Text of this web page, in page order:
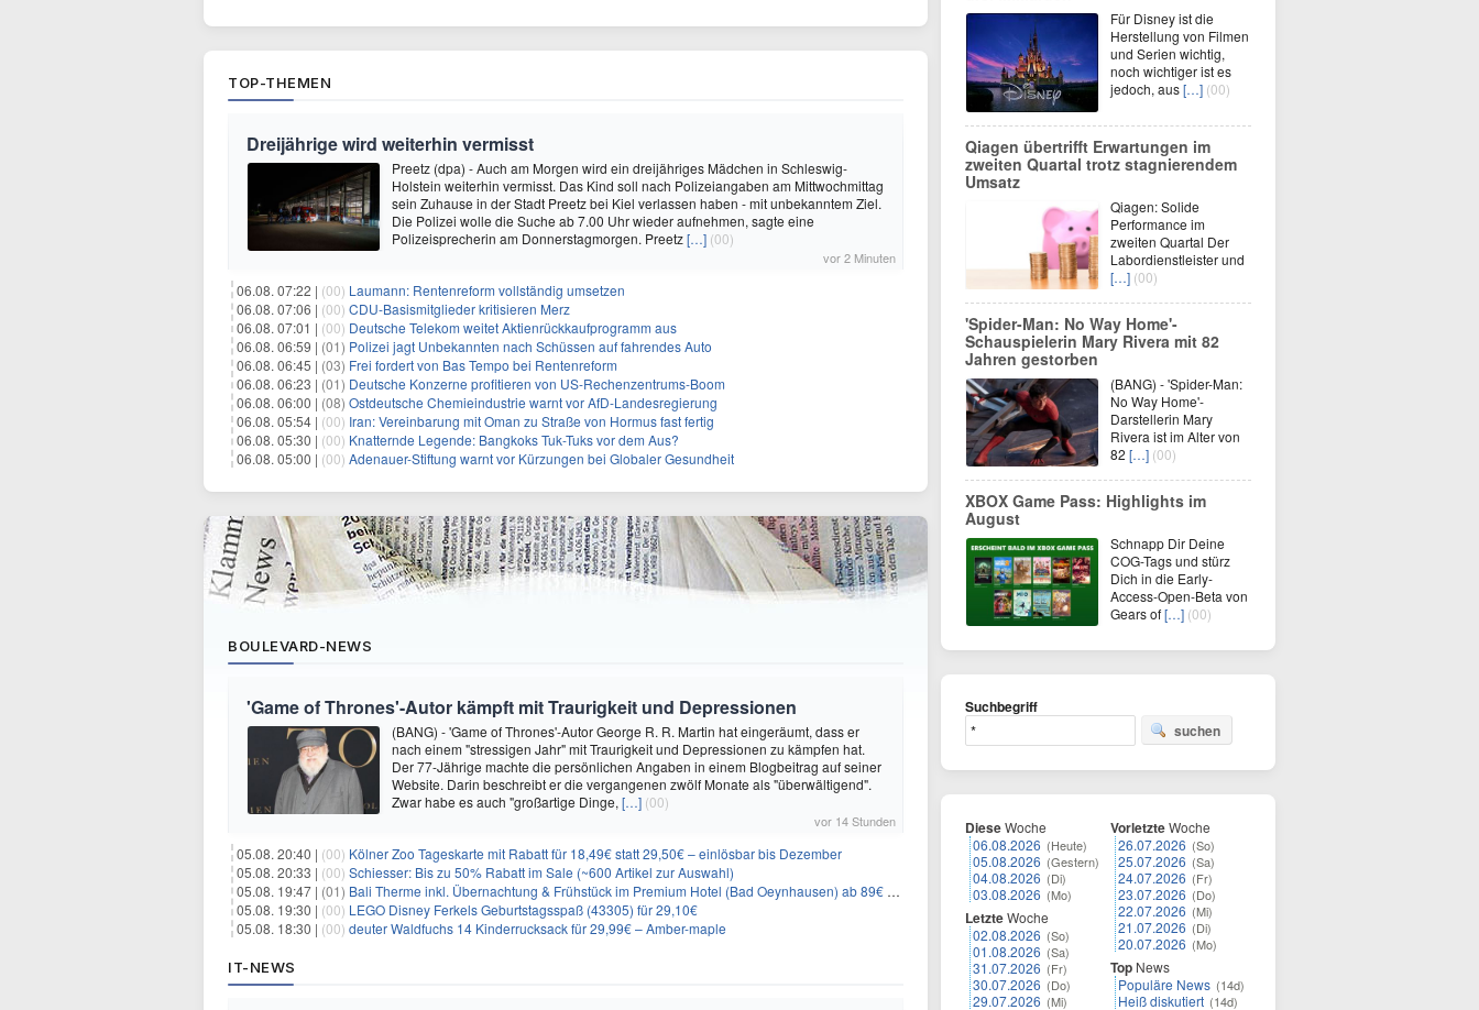
TOP-THEMEN
Dreijährige wird weiterhin vermisst
Preetz (dpa) - Auch am Morgen wird ein dreijähriges Mädchen in Schleswig-
Holstein weiterhin vermisst. Das Kind soll nach Polizeiangaben am Mittwochmittag
sein Zuhause in der Stadt Preetz bei Kiel verlassen haben - mit unbekanntem Ziel.
Die Polizei wolle die Suche ab 7.00 Uhr wieder aufnehmen, sagte eine
Polizeisprecherin am Donnerstagmorgen. Preetz[…] (00)
vor 2 Minuten
06.08. 07:22 | (00) Laumann: Rentenreform vollständig umsetzen
06.08. 07:06 | (00) CDU-Basismitglieder kritisieren Merz
06.08. 07:01 | (00) Deutsche Telekom weitet Aktienrückkaufprogramm aus
06.08. 06:59 | (01) Polizei jagt Unbekannten nach Schüssen auf fahrendes Auto
06.08. 06:45 | (03) Frei fordert von Bas Tempo bei Rentenreform
06.08. 06:23 | (01) Deutsche Konzerne profitieren von US-Rechenzentrums-Boom
06.08. 06:00 | (08) Ostdeutsche Chemieindustrie warnt vor AfD-Landesregierung
06.08. 05:54 | (00) Iran: Vereinbarung mit Oman zu Straße von Hormus fast fertig
06.08. 05:30 | (00) Knatternde Legende: Bangkoks Tuk-Tuks vor dem Aus?
06.08. 05:00 | (00) Adenauer-Stiftung warnt vor Kürzungen bei Globaler Gesundheit
BOULEVARD-NEWS
'Game of Thrones'-Autor kämpft mit Traurigkeit und Depressionen
(BANG) - 'Game of Thrones'-Autor George R. R. Martin hat eingeräumt, dass er
nach einem "stressigen Jahr" mit Traurigkeit und Depressionen zu kämpfen hat.
Der 77-Jährige machte die persönlichen Angaben in einem Blogbeitrag auf seiner
Website. Darin beschreibt er die vergangenen zwölf Monate als "überwältigend".
Zwar habe es auch "großartige Dinge, […] (00)
vor 14 Stunden
05.08. 20:40 | (00) Kölner Zoo Tageskarte mit Rabatt für 18,49€ statt 29,50€ – einlösbar bis Dezember
05.08. 20:33 | (00) Schiesser: Bis zu 50% Rabatt im Sale (~600 Artikel zur Auswahl)
05.08. 19:47 | (01) Bali Therme inkl. Übernachtung & Frühstück im Premium Hotel (Bad Oeynhausen) ab 89€ p.P.
05.08. 19:30 | (00) LEGO Disney Ferkels Geburtstagsspaß (43305) für 29,10€
05.08. 18:30 | (00) deuter Waldfuchs 14 Kinderrucksack für 29,99€ – Amber-maple
IT-NEWS
Für Disney ist die
Herstellung von Filmen
und Serien wichtig,
noch wichtiger ist es
jedoch, aus[…] (00)
Qiagen übertrifft Erwartungen im
zweiten Quartal trotz stagnierendem
Umsatz
Qiagen: Solide
Performance im
zweiten Quartal Der
Labordienstleister und
[…] (00)
'Spider-Man: No Way Home'-
Schauspielerin Mary Rivera mit 82
Jahren gestorben
(BANG) - 'Spider-Man:
No Way Home'-
Darstellerin Mary
Rivera ist im Alter von
82 […] (00)
XBOX Game Pass: Highlights im
August
Schnapp Dir Deine
COG-Tags und stürz
Dich in die Early-
Access-Open-Beta von
Gears of[…] (00)
Suchbegriff
suchen
DieseWoche
06.08.2026 (Heute)
05.08.2026 (Gestern)
04.08.2026 (Di)
03.08.2026 (Mo)
LetzteWoche
02.08.2026 (So)
01.08.2026 (Sa)
31.07.2026 (Fr)
30.07.2026 (Do)
29.07.2026 (Mi)
VorletzteWoche
26.07.2026 (So)
25.07.2026 (Sa)
24.07.2026 (Fr)
23.07.2026 (Do)
22.07.2026 (Mi)
21.07.2026 (Di)
20.07.2026 (Mo)
Top News
Populäre News (14d)
Heiß diskutiert (14d)